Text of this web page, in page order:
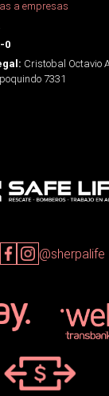
a empresas
0
Cristobal Octavio
7331
@sherpalife